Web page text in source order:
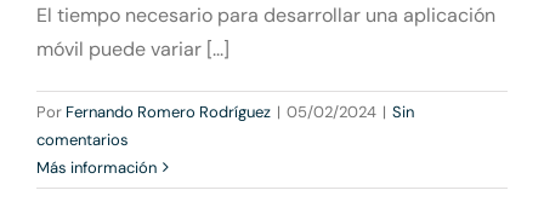
El tiempo necesario para desarrollar una aplicación
móvil puede variar [...]
Por Fernando Romero Rodríguez | 05/02/2024 | Sin
comentarios
Más información